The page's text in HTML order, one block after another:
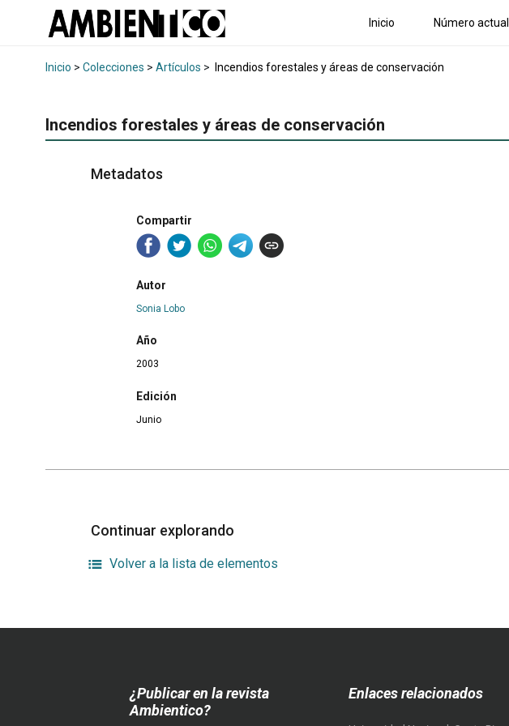
Inicio Número actual
Inicio > Colecciones > Artículos > Incendios forestales y áreas de conservación
Incendios forestales y áreas de conservación
Metadatos
Compartir
Autor
Sonia Lobo
Año
2003
Edición
Junio
Continuar explorando
Volver a la lista de elementos
¿Publicar en la revista
Ambientico?
Enlaces relacionados